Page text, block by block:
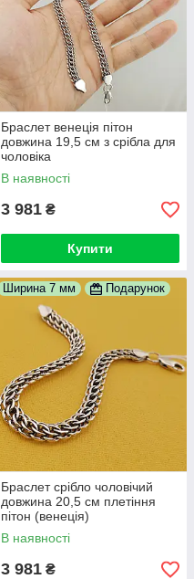
Браслет венеція пітон
довжина 19,5 см з срібла для
чоловіка
В наявності
3 981 ₴
Купити
Ширина 7 мм Подарунок
Браслет срібло чоловічий
довжина 20,5 см плетіння
пітон (венеція)
В наявності
3 981 ₴